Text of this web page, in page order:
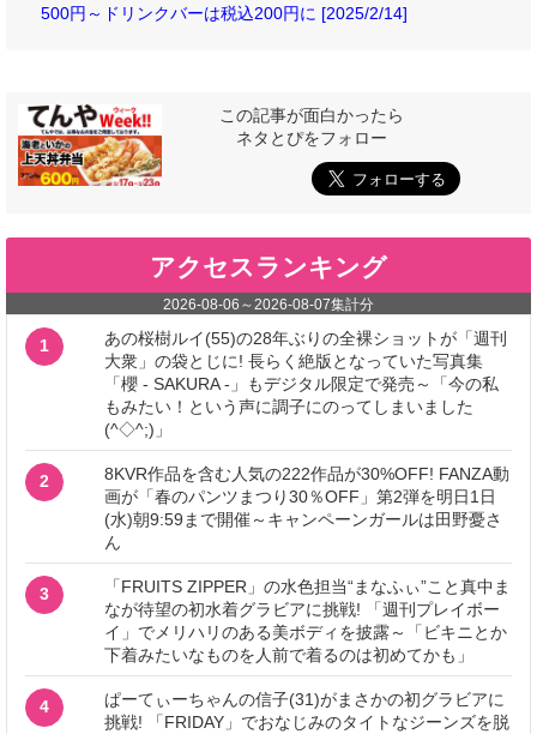
500円～ドリンクバーは税込200円に [2025/2/14]
この記事が面白かったら
ネタとぴをフォロー
アクセスランキング
2026-08-06 ～2026-08-07集計分
1
あの桜樹ルイ(55)の28年ぶりの全裸ショットが「週刊
大衆」の袋とじに! 長らく絶版となっていた写真集
「櫻 - SAKURA -」もデジタル限定で発売～「今の私
もみたい！という声に調子にのってしまいました
(^◇^;)」
2
8KVR作品を含む人気の222作品が30%OFF! FANZA動
画が「春のパンツまつり30％OFF」第2弾を明日1日
(水)朝9:59まで開催～キャンペーンガールは田野憂さ
ん
3
「FRUITS ZIPPER」の水色担当“まなふぃ”こと真中ま
なが待望の初水着グラビアに挑戦! 「週刊プレイボー
イ」でメリハリのある美ボディを披露～「ビキニとか
下着みたいなものを人前で着るのは初めてかも」
4
ぱーてぃーちゃんの信子(31)がまさかの初グラビアに
挑戦! 「FRIDAY」でおなじみのタイトなジーンズを脱